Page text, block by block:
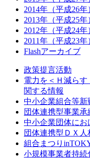
2014年（平成26年
2013年（平成25年
2012年（平成24年
2011年（平成23年
Flashアーカイブ
政策提言活動
電力を＜Ｈ減ら
関する情報
中小企業組合等新
団体連携型事業承
中小企業団体に
団体連携型ＤＸ
組合まつり
小規模事業者持続